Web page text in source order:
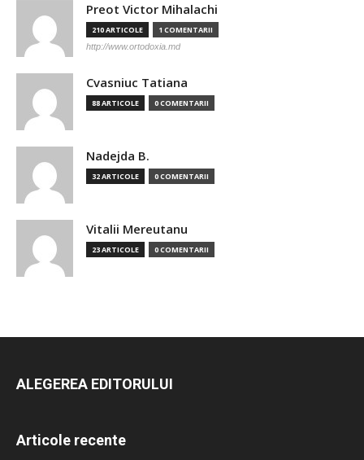
Preot Victor Mihalachi
210 ARTICOLE 1 COMENTARII
http://www.ortodoxia.md
Cvasniuc Tatiana
88 ARTICOLE 0 COMENTARII
Nadejda B.
32 ARTICOLE 0 COMENTARII
Vitalii Mereutanu
23 ARTICOLE 0 COMENTARII
ALEGEREA EDITORULUI
Articole recente